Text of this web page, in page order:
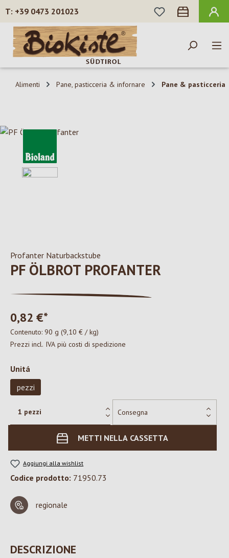
Passa al contenuto principale
+39 0473 201023
HAI 0 ARTICOLI
Alimenti Pane, pasticceria & infornare Pane & pasticceria
Salta la galleria di immagini
Profanter Naturbackstube
PF ÖLBROT PROFANTER
0,82 €*
Contenuto: 90 g (9,10 € / kg)
Prezzi incl. IVA più costi di spedizione
Seleziona
Unitá
pezzi
METTI NELLA CASSETTA
Aggiungi alla wishlist
Codice prodotto: 71950.73
regionale
DESCRIZIONE